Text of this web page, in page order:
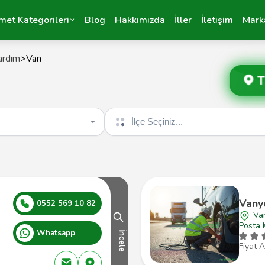
Kategorileri Blog Hakkımızda İller İletişim
>Van
İlçe seçin
0552 569 10 82
Whatsapp İncele
Posta
Fiyat